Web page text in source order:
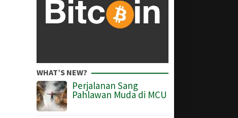
WHAT’S NEW?
Perjalanan Sang
Pahlawan Muda di MCU